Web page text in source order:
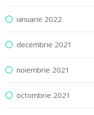
ianuarie 2022
decembrie 2021
noiembrie 2021
octombrie 2021